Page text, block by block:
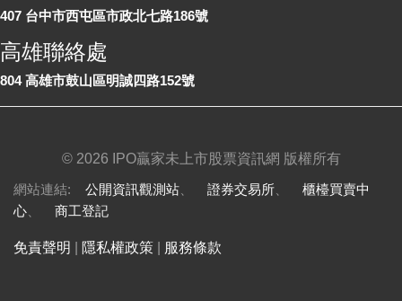
407 台中市西屯區市政北七路186號
高雄聯絡處
804 高雄市鼓山區明誠四路152號
© 2026 IPO贏家未上市股票資訊網 版權所有
網站連結: 公開資訊觀測站 證券交易所
櫃檯買賣中
心
商工登記
免責聲明 隱私權政策 服務條款